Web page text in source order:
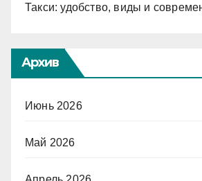
Такси: удобство, виды и
Архив
Июнь 2026
Май 2026